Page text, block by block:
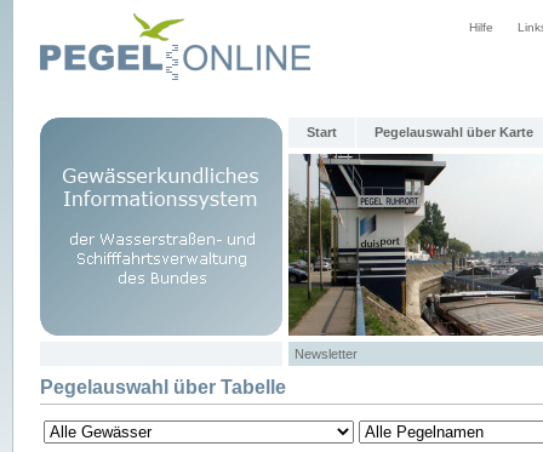
Hilfe
Start Pegelauswahl über Karte
Newsletter
Pegelauswahl über Tabelle